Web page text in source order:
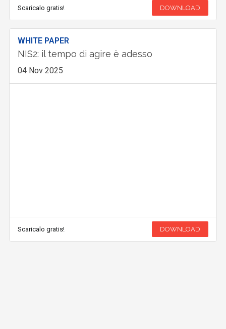
Scaricalo gratis! DOWNLOAD
WHITE PAPER
NIS2: il tempo di agire è adesso
04 Nov 2025
Scaricalo gratis! DOWNLOAD